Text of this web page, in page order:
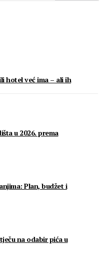
hotel već ima – ali ih
u 2026. prema
Plan, budžet i
na odabir pića u